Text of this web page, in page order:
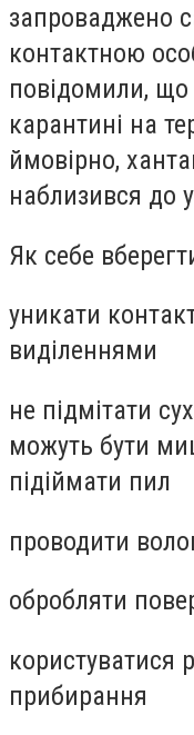
запроваджено
контактною
повідомили, що
карантині на
ймовірно,
наблизився до
Як себе
уникати
виділеннями
не підмітати
можуть бути
підіймати пил
проводити
обробляти
користуватися
прибирання